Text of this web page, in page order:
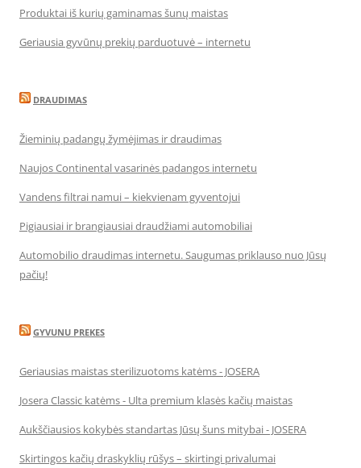
Produktai iš kurių gaminamas šunų maistas
Geriausia gyvūnų prekių parduotuvė – internetu
DRAUDIMAS
Žieminių padangų žymėjimas ir draudimas
Naujos Continental vasarinės padangos internetu
Vandens filtrai namui – kiekvienam gyventojui
Pigiausiai ir brangiausiai draudžiami automobiliai
Automobilio draudimas internetu. Saugumas priklauso nuo Jūsų
pačių!
GYVUNU PREKES
Geriausias maistas sterilizuotoms katėms - JOSERA
Josera Classic katėms - Ulta premium klasės kačių maistas
Aukščiausios kokybės standartas Jūsų šuns mitybai - JOSERA
Skirtingos kačių draskyklių rūšys – skirtingi privalumai